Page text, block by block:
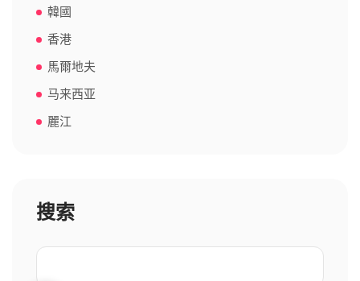
韓國
香港
馬爾地夫
马来西亚
麗江
搜索